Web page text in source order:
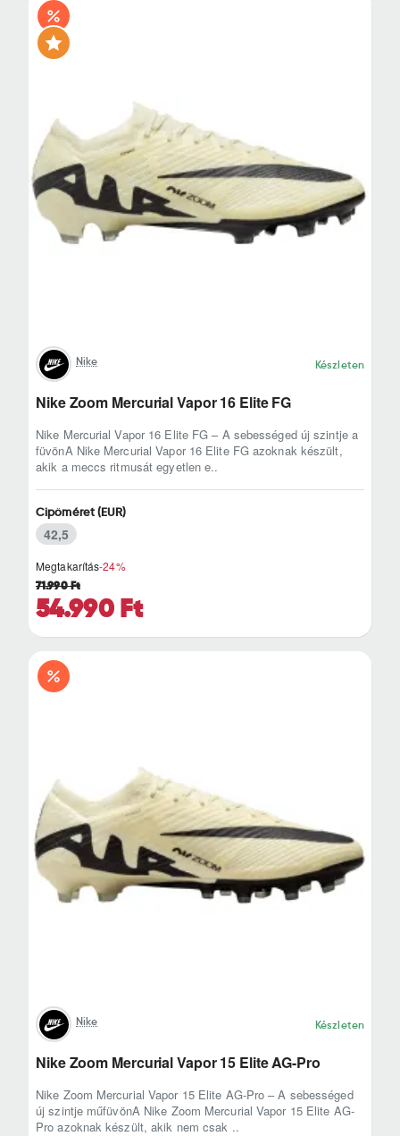
Nike Készleten
Nike Zoom Mercurial Vapor 16 Elite FG
Nike Mercurial Vapor 16 Elite FG – A sebességed új szintje a
füvönA Nike Mercurial Vapor 16 Elite FG azoknak készült,
akik a meccs ritmusát egyetlen e..
Megtakarítás-24%
54.990 Ft
71.990 Ft
Cipőméret (EUR)
42,5
Nike Készleten
Nike Zoom Mercurial Vapor 15 Elite AG-Pro
Nike Zoom Mercurial Vapor 15 Elite AG-Pro – A sebességed
új szintje műfüvönA Nike Zoom Mercurial Vapor 15 Elite AG-
Pro azoknak készült, akik nem csak ..